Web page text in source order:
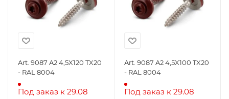
Art. 9087 A2 4,5X120 TX20
- RAL 8004
Под заказ к 29.08
Art. 9087 A2 4,5X100 TX20
- RAL 8004
Под заказ к 29.08